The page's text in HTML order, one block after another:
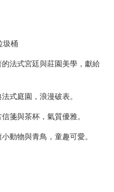
圾桶
法式宮廷與莊園美學，獻給
式庭園，浪漫破表。
箋與茶杯，氣質優雅。
動物與青鳥，童趣可愛。